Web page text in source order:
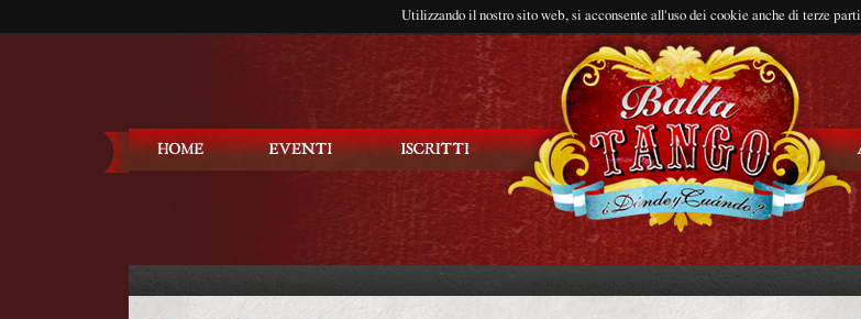
Utilizzando il nostro sito web, si acconsente all'uso dei cookie anche di terze parti